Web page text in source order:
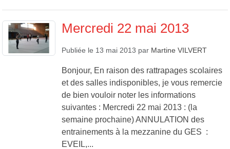
Mercredi 22 mai 2013
Publiée le 13 mai 2013 par Martine VILVERT
Bonjour, En raison des rattrapages scolaires
et des salles indisponibles, je vous remercie
de bien vouloir noter les informations
suivantes : Mercredi 22 mai 2013 : (la
semaine prochaine) ANNULATION des
entrainements à la mezzanine du GES :
EVEIL,...